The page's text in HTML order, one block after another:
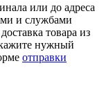
или до адреса
и службами
товара из
нужный
отправки